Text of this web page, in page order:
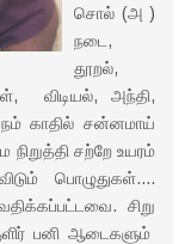
சொல் (அ )
நடை,
தூறல்,
விடியல், அந்தி,
காதில் சன்னமாய்
சற்றே உயரம்
பொழுதுகள்....
சிறு
பனி ஆடைகளும்